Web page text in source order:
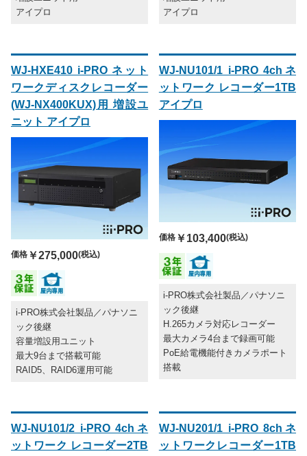
アイプロ
アイプロ
WJ-HXE410 i-PRO ネット
ワークディスクレコーダー
(WJ-NX400KUX)用 増設ユ
ニット アイプロ
価格 ￥275,000(税込)
i-PRO株式会社製品／パナソニ
ック後継
容量増設用ユニット
最大9台まで搭載可能
RAID5、RAID6運用可能
WJ-NU101/1 i-PRO 4chネ
ットワーク レコーダー1TB
アイプロ
価格￥103,400(税込)
i-PRO株式会社製品／パナソニ
ック後継
H.265カメラ対応レコーダー
最大カメラ4台まで録画可能
PoE給電機能付きカメラポート
搭載
WJ-NU101/2 i-PRO 4chネ
ットワーク レコーダー2TB
WJ-NU201/1 i-PRO 8chネ
ットワークレコーダー1TB